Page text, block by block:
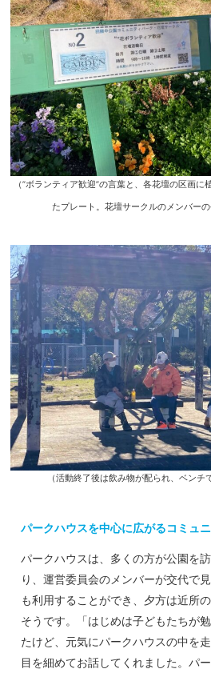
（”ボランティア歓迎”の言葉と、各花壇の区画
たプレート。花壇サークルのメンバーの
（活動終了後は飲み物が配られ、ベンチ
パークハウスを中心に広がるコミュ
パークハウスは、多くの方が公園を
り、運営委員会のメンバーが交代で
も利用することができ、夕方は近所
そうです。「はじめは子どもたちが
たけど、元気にパークハウスの中を
目を細めてお話してくれました。パ